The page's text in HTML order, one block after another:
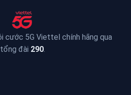
cước 5G Viettel chính hãng qua
tổng đài 290.